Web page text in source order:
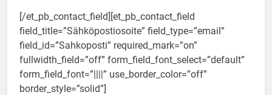
[/et_pb_contact_field][et_pb_contact_field
field_title=”Sähköpostiosoite” field_type=”email”
field_id=”Sahkoposti” required_mark=”on”
fullwidth_field=”off” form_field_font_select=”default”
form_field_font=”||||” use_border_color=”off”
border_style=”solid”]